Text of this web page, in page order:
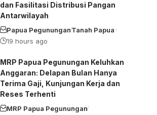
dan Fasilitasi Distribusi Pangan
Antarwilayah
Papua PegununganTanah Papua
19 hours ago
MRP Papua Pegunungan Keluhkan
Anggaran: Delapan Bulan Hanya
Terima Gaji, Kunjungan Kerja dan
Reses Terhenti
MRP Papua Pegunungan